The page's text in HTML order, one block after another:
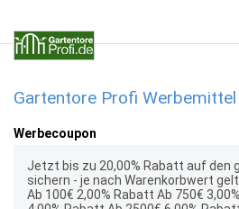
Gartentore Profi
Werbecoupon
Jetzt bis zu 20,00% Rabatt auf den
sichern - je nach Warenkorbwert
Ab 100€ 2,00% Rabatt Ab 750€